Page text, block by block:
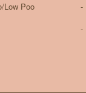
Low Poo